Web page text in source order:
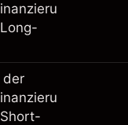
über:
der